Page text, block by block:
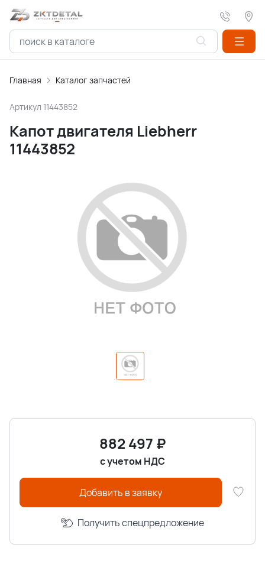
Главная Каталог запчастей
Артикул 11443852
Капот двигателя Liebherr
11443852
882 497 ₽
с учетом НДС
Добавить в заявку
Получить спецпредложение